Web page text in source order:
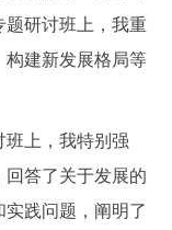
视频北京
题研讨班上，我重
构建新发展格局等
上，我特别强
答了关于发展的
践问题，阐明了